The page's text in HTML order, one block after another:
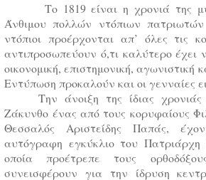
Το 1819 είναι η χρονιά της
Άνθιμου πολλών ντόπιων
ντόπιοι προέρχονται απ’ όλες τις
αντιπροσωπεύουν ό,τι καλύτερο έχει
οικονομική, επιστημονική, αγωνιστική
Εντύπωση προκαλούν και οι γενναίες
Την άνοιξη της ίδιας
Ζάκυνθο ένας από τους κορυφαίους
Θεσσαλός Αριστείδης Παπάς,
αυτόγραφη εγκύκλιο του Πατριάρχη
οποία προέτρεπε τους
συνεισφέρουν για την ίδρυση